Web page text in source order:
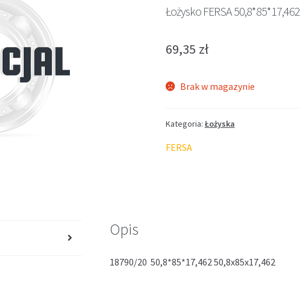
Łożysko FERSA 50,8*85*17,462
69,35 zł
Brak w magazynie
Kategoria: Łożyska
FERSA
Opis
18790/20 50,8*85*17,462 50,8x85x17,462